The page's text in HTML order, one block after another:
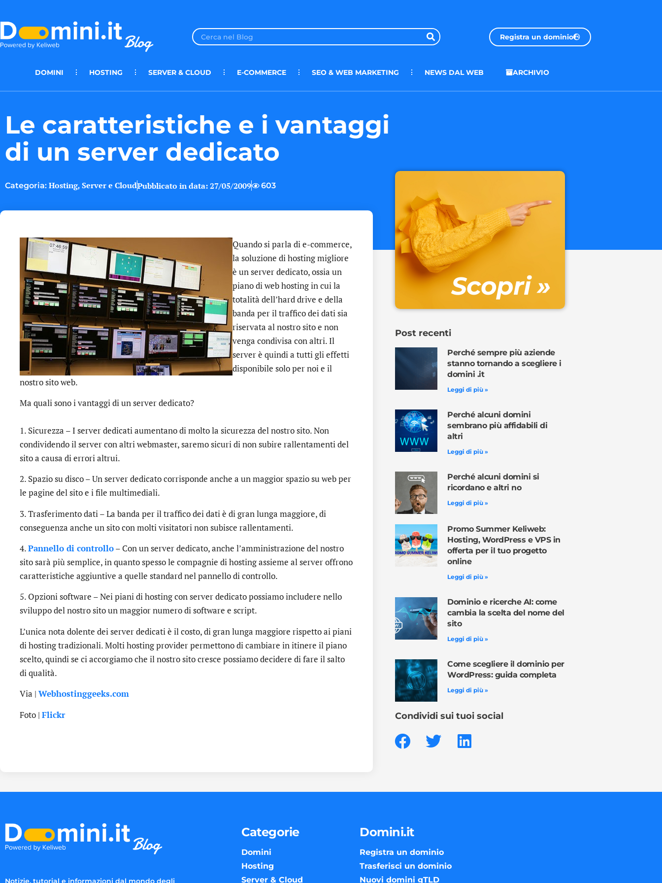
Registra un dominio
DOMINI HOSTING SERVER & CLOUD E-COMMERCE SEO & WEB MARKETING NEWS DAL WEB ARCHIVIO
Le caratteristiche e i vantaggi
di un server dedicato
Categoria: Hosting, Server e CloudPubblicato in data:27/05/2009 603
Quando si parla di e-commerce,
la soluzione di hosting migliore
è un server dedicato, ossia un
piano di web hosting in cui la
totalità dell’hard drive e della
banda per il traffico dei dati sia
riservata al nostro sito e non
venga condivisa con altri. Il
server è quindi a tutti gli effetti
disponibile solo per noi e il
nostro sito web.
Ma quali sono i vantaggi di un server dedicato?
1. Sicurezza – I server dedicati aumentano di molto la sicurezza del nostro sito. Non
condividendo il server con altri webmaster, saremo sicuri di non subire rallentamenti del
sito a causa di errori altrui.
2. Spazio su disco – Un server dedicato corrisponde anche a un maggior spazio su web per
le pagine del sito e i file multimediali.
3. Trasferimento dati – La banda per il traffico dei dati è di gran lunga maggiore, di
conseguenza anche un sito con molti visitatori non subisce rallentamenti.
4.Pannello di controllo– Con un server dedicato, anche l’amministrazione del nostro
sito sarà più semplice, in quanto spesso le compagnie di hosting assieme al server offrono
caratteristiche aggiuntive a quelle standard nel pannello di controllo.
5. Opzioni software – Nei piani di hosting con server dedicato possiamo includere nello
sviluppo del nostro sito un maggior numero di software e script.
L’unica nota dolente dei server dedicati è il costo, di gran lunga maggiore rispetto ai piani
di hosting tradizionali. Molti hosting provider permettono di cambiare in itinere il piano
scelto, quindi se ci accorgiamo che il nostro sito cresce possiamo decidere di fare il salto
di qualità.
Via | Webhostinggeeks.com
Foto | Flickr
Scopri »
Post recenti
Perché sempre più aziende
stanno tornando a scegliere i
domini .it
Leggi di più »
Perché alcuni domini
sembrano più affidabili di
altri
Leggi di più »
Perché alcuni domini si
ricordano e altri no
Leggi di più »
Promo Summer Keliweb:
Hosting, WordPress e VPS in
offerta per il tuo progetto
online
Leggi di più »
Dominio e ricerche AI: come
cambia la scelta del nome del
sito
Leggi di più »
Come scegliere il dominio per
WordPress: guida completa
Leggi di più »
Condividi sui tuoi social
Notizie, tutorial e informazioni dal mondo degli
Categorie
Domini
Hosting
Server & Cloud
Domini.it
Registra un dominio
Trasferisci un dominio
Nuovi domini gTLD